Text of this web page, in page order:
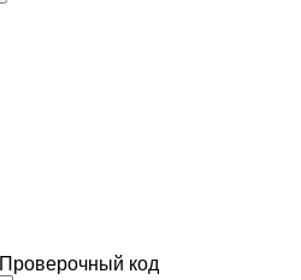
Проверочный код